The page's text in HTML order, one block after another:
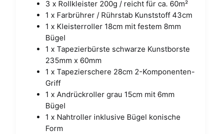
3 x Rollkleister 200g / reicht für ca. 60m²
1 x Farbrührer / Rührstab Kunststoff 43cm
1 x Kleisterroller 18cm mit festem 8mm
Bügel
1 x Tapezierbürste schwarze Kunstborste
235mm x 60mm
1 x Tapezierschere 28cm 2-Komponenten-
Griff
1 x Andrückroller grau 15cm mit 6mm
Bügel
1 x Nahtroller inklusive Bügel konische
Form